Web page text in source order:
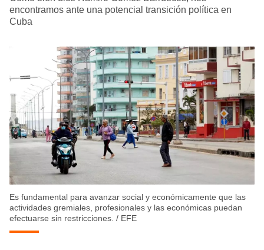
encontramos ante una potencial transición política en
Cuba
Es fundamental para avanzar social y económicamente que las
actividades gremiales, profesionales y las económicas puedan
efectuarse sin restricciones. / EFE